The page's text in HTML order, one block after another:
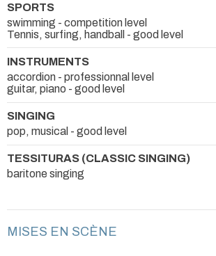
SPORTS
swimming - competition level
Tennis, surfing, handball - good level
INSTRUMENTS
accordion - professionnal level
guitar, piano - good level
SINGING
pop, musical - good level
TESSITURAS (CLASSIC SINGING)
baritone singing
MISES EN SCÈNE